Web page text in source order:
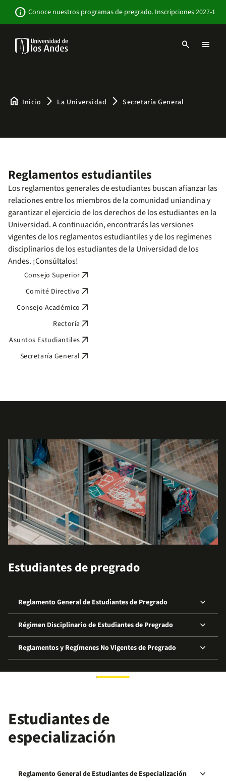
contenido
info Conoce nuestros programas de pregrado. Inscripciones 2027-1
search menu
home Inicio arrow_forward_ios La Universidad arrow_forward_ios Secretaría General
Reglamentos estudiantiles
Los reglamentos generales de estudiantes buscan afianzar las
relaciones entre los miembros de la comunidad uniandina y
garantizar el ejercicio de los derechos de los estudiantes en la
Universidad. A continuación, encontrarás las versiones
vigentes de los reglamentos estudiantiles y de los regímenes
disciplinarios de los estudiantes de la Universidad de los
Andes. ¡Consúltalos!
Consejo Superior arrow_outward
Comité Directivo arrow_outward
Consejo Académico arrow_outward
Rectoría arrow_outward
Asuntos Estudiantiles arrow_outward
Secretaría General arrow_outward
Estudiantes de pregrado
Reglamento General de Estudiantes de Pregrado keyboard_arrow_down
Régimen Disciplinario de Estudiantes de Pregrado keyboard_arrow_down
Reglamentos y Regímenes No Vigentes de Pregrado keyboard_arrow_down
Estudiantes de
especialización
Reglamento General de Estudiantes de Especialización keyboard_arrow_down